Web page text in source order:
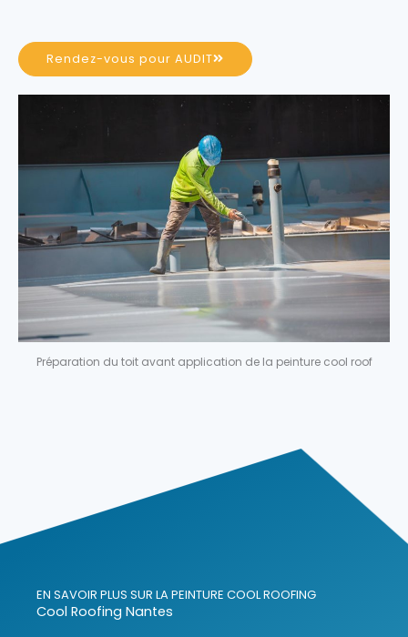
Rendez-vous pour AUDIT
Préparation du toit avant application de la peinture cool roof
EN SAVOIR PLUS SUR LA PEINTURE COOL ROOFING
Cool Roofing Nantes